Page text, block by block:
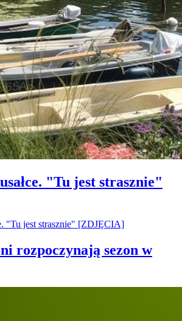
"Tu jest strasznie"
rozpoczynają sezon w